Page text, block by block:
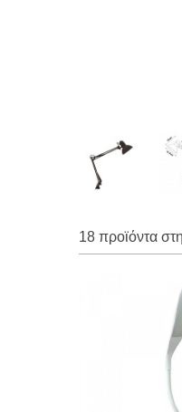
18 προϊόντα